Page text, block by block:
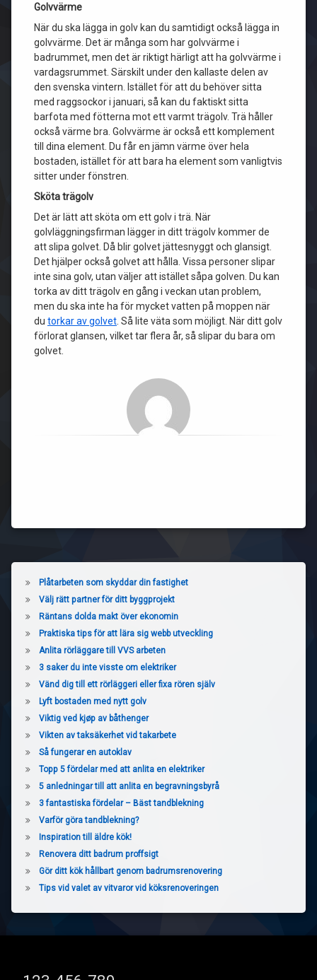
Golvvärme
När du ska lägga in golv kan du samtidigt också lägga in
golvvärme. Det är många som har golvvärme i
badrummet, men det är riktigt härligt att ha golvvärme i
vardagsrummet. Särskilt under den kallaste delen av
den svenska vintern. Istället för att du behöver sitta
med raggsockor i januari, så kan du faktiskt sitta
barfota med fötterna mot ett varmt trägolv. Trä håller
också värme bra. Golvvärme är också ett komplement
till dina element. Du får en jämn värme över hela
bostaden, istället för att bara ha element som vanligtvis
sitter under fönstren.
Sköta trägolv
Det är lätt att sköta om ett golv i trä. När
golvläggningsfirman lägger in ditt trägolv kommer de
att slipa golvet. Då blir golvet jättesnyggt och glansigt.
Det hjälper också golvet att hålla. Vissa personer slipar
inte sina golv, utan väljer att istället såpa golven. Du kan
torka av ditt trägolv en gång i veckan utan problem,
men du ska inte ha för mycket vatten på moppen när
du torkar av golvet . Så lite väta som möjligt. När ditt golv
förlorat glansen, vilket tar flera år, så slipar du bara om
golvet.
Plåtarbeten som skyddar din fastighet
Välj rätt partner för ditt byggprojekt
Räntans dolda makt över ekonomin
Praktiska tips för att lära sig webb utveckling
Anlita rörläggare till VVS arbeten
3 saker du inte visste om elektriker
Vänd dig till ett rörläggeri eller fixa rören själv
Lyft bostaden med nytt golv
Viktig ved kjøp av båthenger
Vikten av taksäkerhet vid takarbete
Så fungerar en autoklav
Topp 5 fördelar med att anlita en elektriker
5 anledningar till att anlita en begravningsbyrå
3 fantastiska fördelar – Bäst tandblekning
Varför göra tandblekning?
Inspiration till äldre kök!
Renovera ditt badrum proffsigt
Gör ditt kök hållbart genom badrumsrenovering
Tips vid valet av vitvaror vid köksrenoveringen